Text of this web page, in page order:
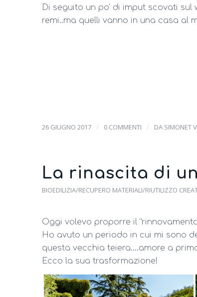
Di seguito un po’ di imput scovati
remi..ma quelli vanno in una casa al
26 GIUGNO 2017 / 0 COMMENTI / DA SIMONET
La rinascita di
BIOEDILIZIA/RECUPERO MATERIALI/RIUTILIZZO
Oggi volevo proporre il
Ho avuto un periodo in cui mi sono
questa vecchia teiera….amore a
Ecco la sua trasformazione!